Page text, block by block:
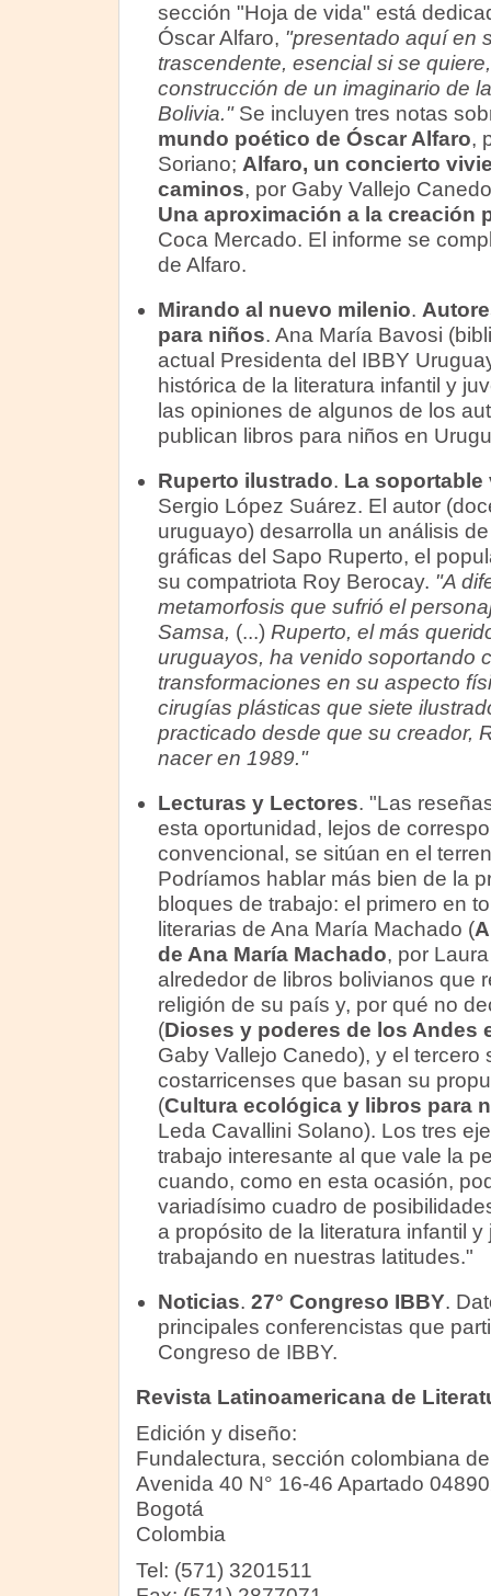
sección "Hoja de vida" está
Óscar Alfaro, "presentado aquí en
trascendente, esencial si se
construcción de un imaginario de
Bolivia."Se incluyen tres notas
mundo poético de Óscar Alfaro,
Soriano; Alfaro, un concierto
caminos, por Gaby Vallejo
Una aproximación a la creación
Coca Mercado. El informe se
de Alfaro.
Mirando al nuevo milenio.
para niños. Ana María Bavosi
actual Presidenta del IBBY
histórica de la literatura infantil y
las opiniones de algunos de los
publican libros para niños en
Ruperto ilustrado. La soportable
Sergio López Suárez. El autor
uruguayo) desarrolla un análisis
gráficas del Sapo Ruperto, el
su compatriota Roy Berocay. "A
metamorfosis que sufrió el
Samsa, (...) Ruperto, el más
uruguayos, ha venido soportando
transformaciones en su aspecto
cirugías plásticas que siete
practicado desde que su creador,
nacer en 1989."
Lecturas y Lectores. "Las
esta oportunidad, lejos de
convencional, se sitúan en el
Podríamos hablar más bien de la
bloques de trabajo: el primero en
literarias de Ana María Machado (
de Ana María Machado, por
alrededor de libros bolivianos que
religión de su país y, por qué no
(Dioses y poderes de los Andes
Gaby Vallejo Canedo), y el tercero
costarricenses que basan su
(Cultura ecológica y libros para
Leda Cavallini Solano). Los tres
trabajo interesante al que vale la
cuando, como en esta ocasión,
variadísimo cuadro de
a propósito de la literatura infantil
trabajando en nuestras latitudes."
Noticias. 27° Congreso IBBY.
principales conferencistas que
Congreso de IBBY.
Revista Latinoamericana de
Edición y diseño:
Fundalectura, sección colombiana
Avenida 40 N° 16-46 Apartado
Bogotá
Colombia
Tel: (571) 3201511